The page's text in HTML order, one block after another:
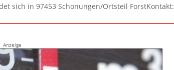
sich in 97453 Schonungen/Ortsteil ForstKontakt:
Anzeige